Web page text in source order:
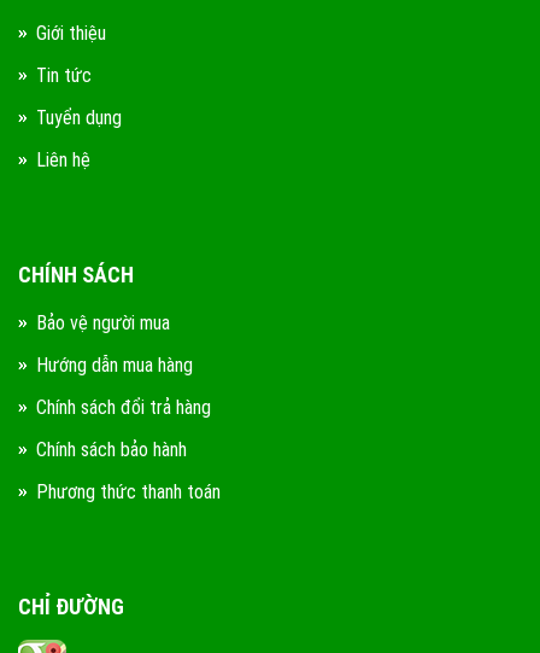
Giới thiệu
Tin tức
Tuyển dụng
Liên hệ
CHÍNH SÁCH
Bảo vệ người mua
Hướng dẫn mua hàng
Chính sách đổi trả hàng
Chính sách bảo hành
Phương thức thanh toán
CHỈ ĐƯỜNG